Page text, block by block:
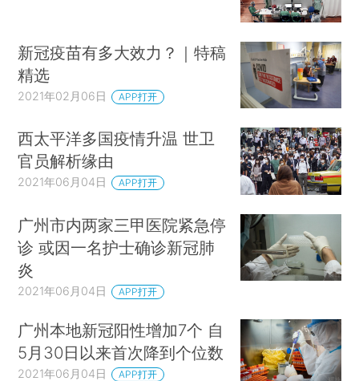
新冠疫苗有多大效力？｜特稿
精选
2021年02月06日 APP打开
西太平洋多国疫情升温 世卫
官员解析缘由
2021年06月04日 APP打开
广州市内两家三甲医院紧急停
诊 或因一名护士确诊新冠肺
炎
2021年06月04日 APP打开
广州本地新冠阳性增加7个 自
5月30日以来首次降到个位数
2021年06月04日 APP打开